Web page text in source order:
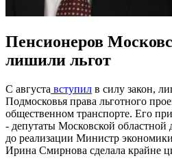
Пенсионеров
лишили льгот
С августа вступил в силу закон,
Подмосковья права льготного
общественном транспорте. Его
- депутаты Московской
до реализации Министр
Ирина Смирнова сделала крайне